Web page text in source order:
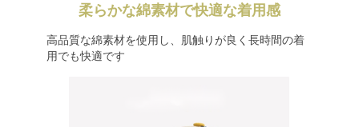
柔らかな綿素材で快適な着用感
高品質な綿素材を使用し、肌触りが良く長時間の着
用でも快適です